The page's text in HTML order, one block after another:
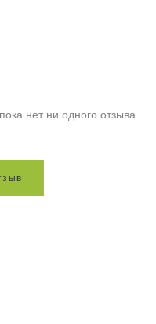
нет ни одного отзыва
з ыв